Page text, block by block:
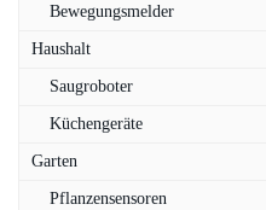
Bewegungsmelder
Haushalt
Saugroboter
Küchengeräte
Garten
Pflanzensensoren